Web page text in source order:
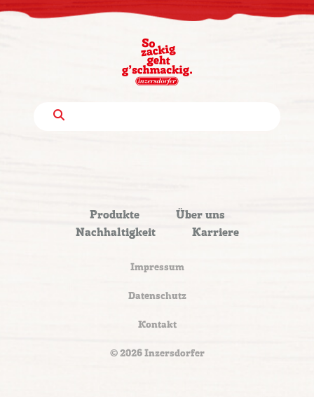
Produkte
Über uns
Nachhaltigkeit
Karriere
Impressum
Datenschutz
Kontakt
© 2026 Inzersdorfer